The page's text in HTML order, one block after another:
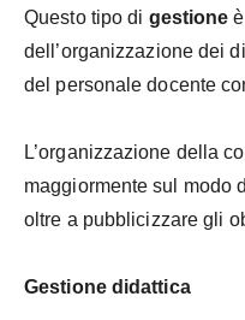
Questo tipo di gestione
dell’organizzazione dei
del personale docente
L’organizzazione della
maggiormente sul modo
oltre a pubblicizzare gli
Gestione didattica